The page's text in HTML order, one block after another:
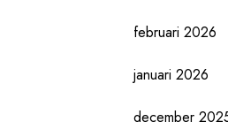
februari 2026
januari 2026
december